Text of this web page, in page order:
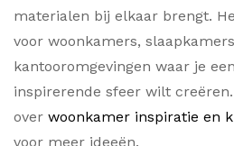
materialen bij elkaar brengt.
voor woonkamers,
kantooromgevingen waar je
inspirerende sfeer wilt
over woonkamer inspiratie en
voor meer ideeën.